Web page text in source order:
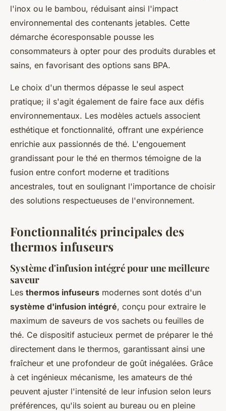
l'inox ou le bambou, réduisant ainsi l'impact
environnemental des contenants jetables. Cette
démarche écoresponsable pousse les
consommateurs à opter pour des produits durables et
sains, en favorisant des options sans BPA.
Le choix d'un thermos dépasse le seul aspect
pratique; il s'agit également de faire face aux défis
environnementaux. Les modèles actuels associent
esthétique et fonctionnalité, offrant une expérience
enrichie aux passionnés de thé. L'engouement
grandissant pour le thé en thermos témoigne de la
fusion entre confort moderne et traditions
ancestrales, tout en soulignant l'importance de choisir
des solutions respectueuses de l'environnement.
Fonctionnalités principales des
thermos infuseurs
Système d'infusion intégré pour une meilleure
saveur
Les thermos infuseurs modernes sont dotés d'un
système d'infusion intégré, conçu pour extraire le
maximum de saveurs de vos sachets ou feuilles de
thé. Ce dispositif astucieux permet de préparer le thé
directement dans le thermos, garantissant ainsi une
fraîcheur et une profondeur de goût inégalées. Grâce
à cet ingénieux mécanisme, les amateurs de thé
peuvent ajuster l'intensité de leur infusion selon leurs
préférences, qu'ils soient au bureau ou en pleine